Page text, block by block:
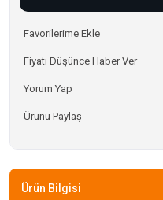
Fiyatı Düşünce Haber Ver
Yorum Yap
Ürünü Paylaş
Ürün Bilgisi